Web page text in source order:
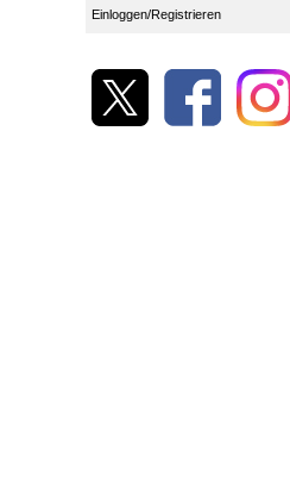
Einloggen/Registrieren